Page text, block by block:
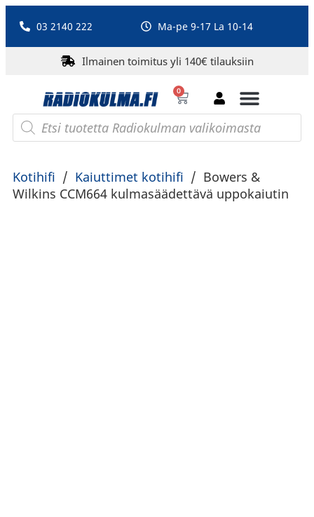
03 2140 222 Ma-pe 9-17 La 10-14
Ilmainen toimitus yli 140€ tilauksiin
0
Kotihifi / Kaiuttimet kotihifi / Bowers &
Wilkins CCM664 kulmasäädettävä uppokaiutin